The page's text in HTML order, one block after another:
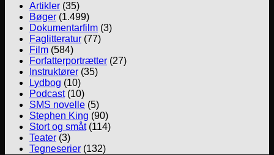
Artikler (35)
Bøger (1.499)
Dokumentarfilm (3)
Faglitteratur (77)
Film (584)
Forfatterportrætter (27)
Instruktører (35)
Lydbog (10)
Podcast(10)
SMS novelle (5)
Stephen King (90)
Stort og småt(114)
Teater (3)
Tegneserier (132)